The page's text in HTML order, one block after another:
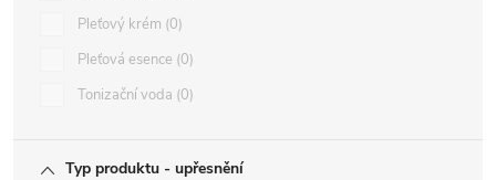
Pleťový krém 0
Pleťová esence 0
Tonizační voda 0
Typ produktu - upřesnění